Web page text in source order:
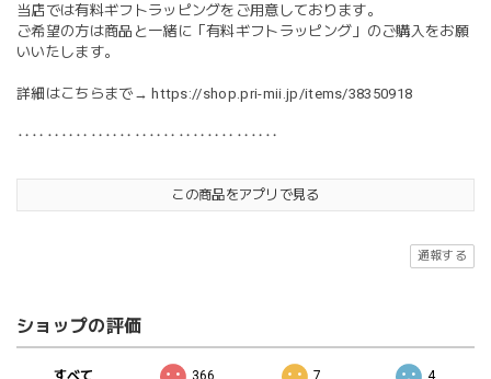
当店では有料ギフトラッピングをご用意しております。
ご希望の方は商品と一緒に「有料ギフトラッピング」のご購入をお願
いいたします。
詳細はこちらまで→ https://shop.pri-mii.jp/items/38350918
‥‥‥‥‥‥‥‥‥‥‥‥‥‥‥‥‥‥
この商品をアプリで見る
通報する
ショップの評価